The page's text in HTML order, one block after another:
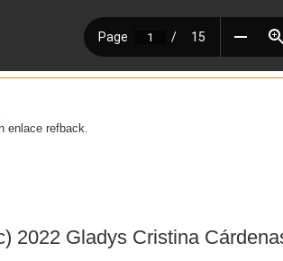
enlace refback.
2022 Gladys Cristina